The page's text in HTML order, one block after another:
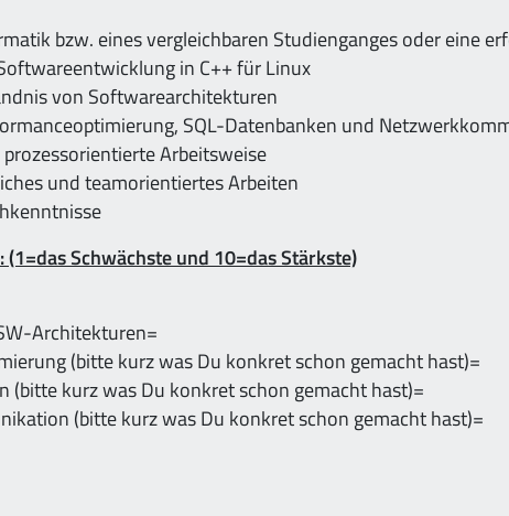
bzw. eines vergleichbaren Studienganges oder eine
in C++ für Linux
von Softwarearchitekturen
SQL-Datenbanken und
Arbeitsweise
und teamorientiertes Arbeiten
(1=das Schwächste und 10=das Stärkste)
Architekturen=
(bitte kurz was Du konkret schon gemacht hast)=
(bitte kurz was Du konkret schon gemacht hast)=
(bitte kurz was Du konkret schon gemacht hast)=